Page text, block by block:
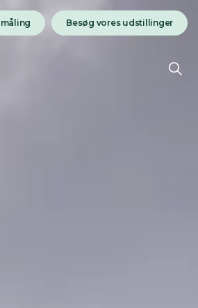
Besøg vores udstillinger